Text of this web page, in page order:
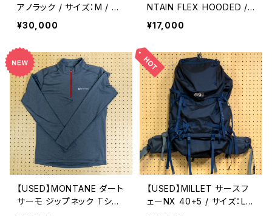
アノラック / サイズ：M / カ
ラー：ブルー
¥30,000
NTAIN FLEX HOODED /
サイズ：M カラー：Shitake
¥17,000
【USED】MONTANE ダート
サーモ ジップネック Tシャ
ツ / サイズ：UKS / カラー：
【USED】MILLET サースフ
ェーNX 40+5 / サイズ：L /
カラー：SAPHIR 【OGZ US